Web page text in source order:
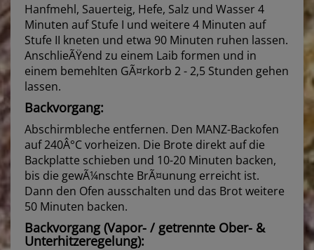
Hanfmehl, Sauerteig, Hefe, Salz und Wasser 4
Minuten auf Stufe I und weitere 4 Minuten auf
Stufe II kneten und etwa 90 Minuten ruhen lassen.
AnschlieÃŸend zu einem Laib formen und in
einem bemehlten GÃ¤rkorb 2 - 2,5 Stunden gehen
lassen.
Backvorgang:
Abschirmbleche entfernen. Den MANZ-Backofen
auf 240Â°C vorheizen. Die Brote direkt auf die
Backplatte schieben und 10-20 Minuten backen,
bis die gewÃ¼nschte BrÃ¤unung erreicht ist.
Dann den Ofen ausschalten und das Brot weitere
50 Minuten backen.
Backvorgang (Vapor- / getrennte Ober- &
Unterhitzeregelung):